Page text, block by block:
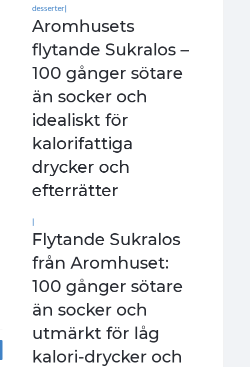
desserter|
Aromhusets
flytande Sukralos –
100 gånger sötare
än socker och
idealiskt för
kalorifattiga
drycker och
efterrätter
|
Flytande Sukralos
från Aromhuset:
100 gånger sötare
än socker och
utmärkt för låg
kalori-drycker och